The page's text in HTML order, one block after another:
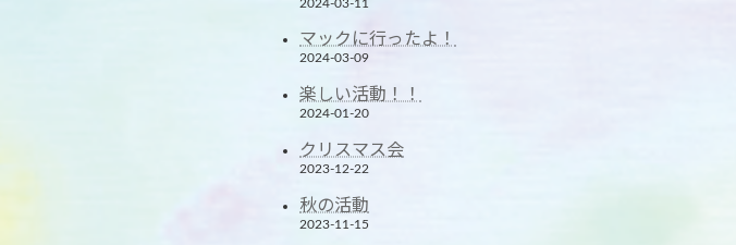
2024-03-11
マックに行ったよ！
2024-03-09
楽しい活動！！
2024-01-20
クリスマス会
2023-12-22
秋の活動
2023-11-15